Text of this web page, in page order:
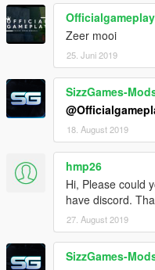
Zeer mooi
25. Juni 2019
SizzGames-
18. August 2019
hmp26
Hi, Please could
have discord.
27. August 2019
SizzGames-